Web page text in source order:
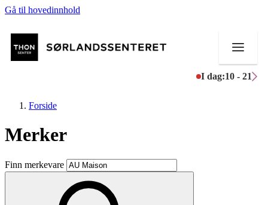
Gå til hovedinnhold
I dag:10 - 21
Butikker
Mat og drikke
Forside
Merker
Finn merkevare